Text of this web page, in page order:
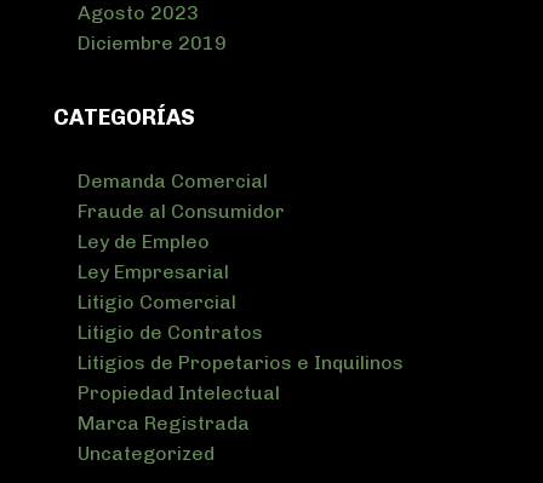
Agosto 2023
Diciembre 2019
CATEGORÍAS
Demanda Comercial
Fraude al Consumidor
Ley de Empleo
Ley Empresarial
Litigio Comercial
Litigio de Contratos
Litigios de Propetarios e Inquilinos
Propiedad Intelectual
Marca Registrada
Uncategorized